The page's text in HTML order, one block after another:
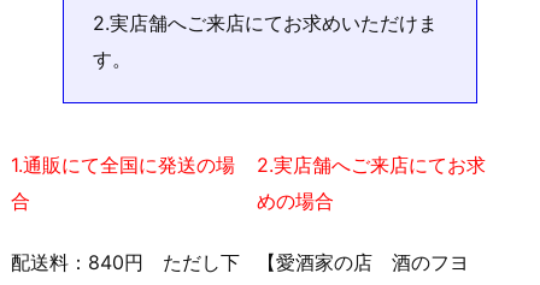
2.実店舗へご来店にてお求めいただけま
す。
1.通販にて全国に発送の場
合
配送料：840円 ただし下
2.実店舗へご来店にてお求
めの場合
【愛酒家の店 酒のフヨ